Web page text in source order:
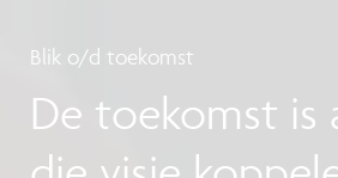
Blik o/d toekomst
De toekomst is